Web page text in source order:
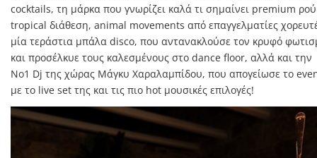
cocktails, τη μάρκα που γνωρίζει καλά τι σημαίνει premium
tropical διάθεση, animal movements από επαγγελματίες
μία τεράστια μπάλα disco, που αντανακλούσε τον κρυφό
και προσέλκυε τους καλεσμένους στο dance floor, αλλά και την
Νο1 Dj της χώρας Μάγκυ Χαραλαμπίδου, που απογείωσε το
με το live set της και τις πιο hot μουσικές επιλογές!